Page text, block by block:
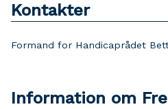
Kontakter
Formand for Handicaprådet
Information om